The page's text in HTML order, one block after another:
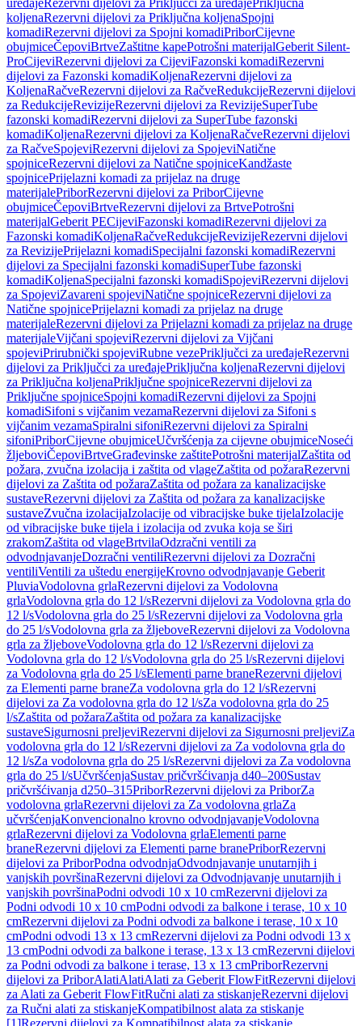
uređajeRezervni dijelovi za Priključci za uređajePriključna
koljenaRezervni dijelovi za Priključna koljenaSpojni
komadiRezervni dijelovi za Spojni komadiPriborCijevne
obujmiceČepoviBrtveZaštitne kapePotrošni materijalGeberit Silent-
ProCijeviRezervni dijelovi za CijeviFazonski komadiRezervni
dijelovi za Fazonski komadiKoljenaRezervni dijelovi za
KoljenaRačveRezervni dijelovi za RačveRedukcijeRezervni dijelovi
za RedukcijeRevizijeRezervni dijelovi za RevizijeSuperTube
fazonski komadiRezervni dijelovi za SuperTube fazonski
komadiKoljenaRezervni dijelovi za KoljenaRačveRezervni dijelovi
za RačveSpojeviRezervni dijelovi za SpojeviNatične
spojniceRezervni dijelovi za Natične spojniceKandžaste
spojnicePrijelazni komadi za prijelaz na druge
materijalePriborRezervni dijelovi za PriborCijevne
obujmiceČepoviBrtveRezervni dijelovi za BrtvePotrošni
materijalGeberit PECijeviFazonski komadiRezervni dijelovi za
Fazonski komadiKoljenaRačveRedukcijeRevizijeRezervni dijelovi
za RevizijePrijelazni komadiSpecijalni fazonski komadiRezervni
dijelovi za Specijalni fazonski komadiSuperTube fazonski
komadiKoljenaSpecijalni fazonski komadiSpojeviRezervni dijelovi
za SpojeviZavareni spojeviNatične spojniceRezervni dijelovi za
Natične spojnicePrijelazni komadi za prijelaz na druge
materijaleRezervni dijelovi za Prijelazni komadi za prijelaz na druge
materijaleVijčani spojeviRezervni dijelovi za Vijčani
spojeviPrirubnički spojeviRubne vezePriključci za uređajeRezervni
dijelovi za Priključci za uređajePriključna koljenaRezervni dijelovi
za Priključna koljenaPriključne spojniceRezervni dijelovi za
Priključne spojniceSpojni komadiRezervni dijelovi za Spojni
komadiSifoni s vijčanim vezamaRezervni dijelovi za Sifoni s
vijčanim vezamaSpiralni sifoniRezervni dijelovi za Spiralni
sifoniPriborCijevne obujmiceUčvršćenja za cijevne obujmiceNoseći
žljeboviČepoviBrtveGrađevinske zaštitePotrošni materijalZaštita od
požara, zvučna izolacija i zaštita od vlageZaštita od požaraRezervni
dijelovi za Zaštita od požaraZaštita od požara za kanalizacijske
sustaveRezervni dijelovi za Zaštita od požara za kanalizacijske
sustaveZvučna izolacijaIzolacije od vibracijske buke tijelaIzolacije
od vibracijske buke tijela i izolacija od zvuka koja se širi
zrakomZaštita od vlageBrtvilaOdzračni ventili za
odvodnjavanjeDozračni ventiliRezervni dijelovi za Dozračni
ventiliVentili za uštedu energijeKrovno odvodnjavanje Geberit
PluviaVodolovna grlaRezervni dijelovi za Vodolovna
grlaVodolovna grla do 12 l/sRezervni dijelovi za Vodolovna grla do
12 l/sVodolovna grla do 25 l/sRezervni dijelovi za Vodolovna grla
do 25 l/sVodolovna grla za žljeboveRezervni dijelovi za Vodolovna
grla za žljeboveVodolovna grla do 12 l/sRezervni dijelovi za
Vodolovna grla do 12 l/sVodolovna grla do 25 l/sRezervni dijelovi
za Vodolovna grla do 25 l/sElementi parne braneRezervni dijelovi
za Elementi parne braneZa vodolovna grla do 12 l/sRezervni
dijelovi za Za vodolovna grla do 12 l/sZa vodolovna grla do 25
l/sZaštita od požaraZaštita od požara za kanalizacijske
sustaveSigurnosni preljeviRezervni dijelovi za Sigurnosni preljeviZa
vodolovna grla do 12 l/sRezervni dijelovi za Za vodolovna grla do
12 l/sZa vodolovna grla do 25 l/sRezervni dijelovi za Za vodolovna
grla do 25 l/sUčvršćenjaSustav pričvršćivanja d40–200Sustav
pričvršćivanja d250–315PriborRezervni dijelovi za PriborZa
vodolovna grlaRezervni dijelovi za Za vodolovna grlaZa
učvršćenjaKonvencionalno krovno odvodnjavanjeVodolovna
grlaRezervni dijelovi za Vodolovna grlaElementi parne
braneRezervni dijelovi za Elementi parne branePriborRezervni
dijelovi za PriborPodna odvodnjaOdvodnjavanje unutarnjih i
vanjskih površinaRezervni dijelovi za Odvodnjavanje unutarnjih i
vanjskih površinaPodni odvodi 10 x 10 cmRezervni dijelovi za
Podni odvodi 10 x 10 cmPodni odvodi za balkone i terase, 10 x 10
cmRezervni dijelovi za Podni odvodi za balkone i terase, 10 x 10
cmPodni odvodi 13 x 13 cmRezervni dijelovi za Podni odvodi 13 x
13 cmPodni odvodi za balkone i terase, 13 x 13 cmRezervni dijelovi
za Podni odvodi za balkone i terase, 13 x 13 cmPriborRezervni
dijelovi za PriborAlatiAlatiAlati za Geberit FlowFitRezervni dijelovi
za Alati za Geberit FlowFitRučni alati za stiskanjeRezervni dijelovi
za Ručni alati za stiskanjeKompatibilnost alata za stiskanje
[1]Rezervni dijelovi za Kompatibilnost alata za stiskanje